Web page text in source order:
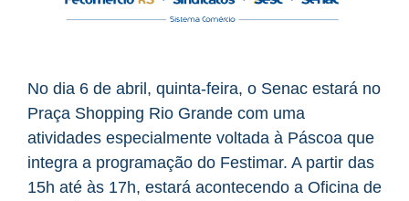
No dia 6 de abril, quinta-feira, o Senac estará no
Praça Shopping Rio Grande com uma
atividades especialmente voltada à Páscoa que
integra a programação do Festimar. A partir das
15h até às 17h, estará acontecendo a Oficina de